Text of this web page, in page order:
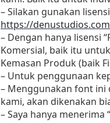
– Silakan gunakan
https://
– Dengan hanya lisensi
Komersial, baik itu
Kemasan Produk (baik
– Untuk penggunaan
– Menggunakan font ini
kami, akan dikenakan
– Saya hanya